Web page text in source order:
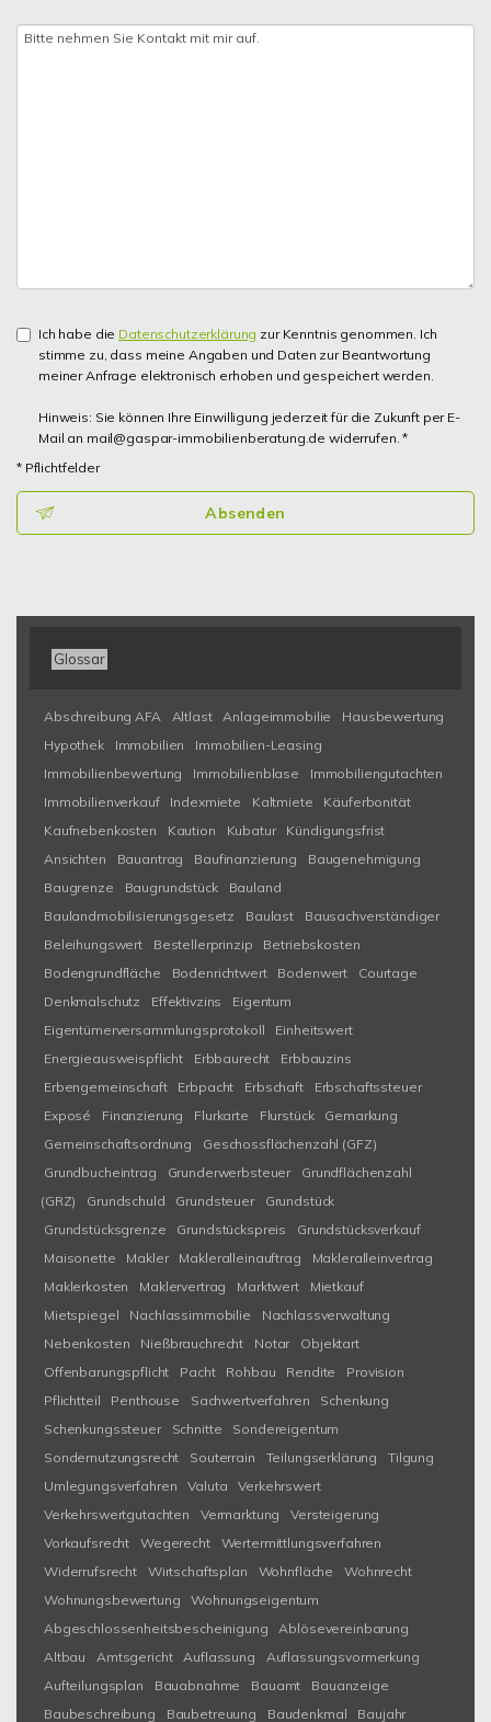
Ich habe die Datenschutzerklärung zur Kenntnis genommen. Ich
stimme zu, dass meine Angaben und Daten zur Beantwortung
meiner Anfrage elektronisch erhoben und gespeichert werden.
Hinweis: Sie können Ihre Einwilligung jederzeit für die Zukunft per E-
Mail an mail@gaspar-immobilienberatung.de widerrufen. *
* Pflichtfelder
Absenden
Glossar
Abschreibung AFA Altlast Anlageimmobilie
Hausbewertung
Hypothek
Immobilien
Immobilien-Leasing
Immobilienbewertung
Immobilienblase
Immobiliengutachten
Immobilienverkauf
Indexmiete Kaltmiete
Käuferbonität
Kaufnebenkosten
Kaution Kubatur
Kündigungsfrist
Ansichten
Bauantrag Baufinanzierung
Baugenehmigung
Baugrenze
Baugrundstück
Bauland
Baulandmobilisierungsgesetz
Baulast
Bausachverständiger
Beleihungswert
Bestellerprinzip
Betriebskosten
Bodengrundfläche
Bodenrichtwert Bodenwert
Courtage
Denkmalschutz
Effektivzins
Eigentum
Eigentümerversammlungsprotokoll
Einheitswert
Energieausweispflicht
Erbbaurecht
Erbbauzins
Erbengemeinschaft
Erbpacht Erbschaft
Erbschaftssteuer
Exposé
Finanzierung Flurkarte Flurstück
Gemarkung
Gemeinschaftsordnung
Geschossflächenzahl (GFZ)
Grundbucheintrag
Grunderwerbsteuer
Grundflächenzahl
(GRZ)
Grundschuld Grundsteuer
Grundstück
Grundstücksgrenze
Grundstückspreis
Grundstücksverkauf
Maisonette
Makler Makleralleinauftrag
Makleralleinvertrag
Maklerkosten
Maklervertrag Marktwert
Mietkauf
Mietspiegel
Nachlassimmobilie
Nachlassverwaltung
Nebenkosten
Nießbrauchrecht Notar
Objektart
Offenbarungspflicht
Pacht Rohbau Rendite
Provision
Pflichtteil
Penthouse Sachwertverfahren
Schenkung
Schenkungssteuer
Schnitte
Sondereigentum
Sondernutzungsrecht
Souterrain Teilungserklärung
Tilgung
Umlegungsverfahren
Valuta
Verkehrswert
Verkehrswertgutachten
Vermarktung
Versteigerung
Vorkaufsrecht
Wegerecht
Wertermittlungsverfahren
Widerrufsrecht
Wirtschaftsplan Wohnfläche
Wohnrecht
Wohnungsbewertung
Wohnungseigentum
Abgeschlossenheitsbescheinigung
Ablösevereinbarung
Altbau
Amtsgericht Auflassung
Auflassungsvormerkung
Aufteilungsplan
Bauabnahme Bauamt
Bauanzeige
Baubeschreibung
Baubetreuung Baudenkmal
Baujahr